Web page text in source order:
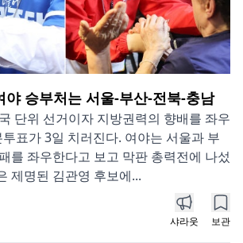
야 승부처는 서울-부산-전북-충남
단위 선거이자 지방권력의 향배를 좌우
투표가 3일 치러진다. 여야는 서울과 부
를 좌우한다고 보고 막판 총력전에 나섰
제명된 김관영 후보에...
샤라웃 보관